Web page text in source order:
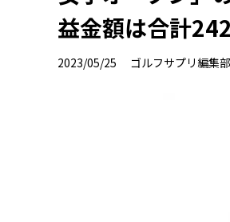
益金額は合計
2023/05/25 ゴルフサプリ編集部